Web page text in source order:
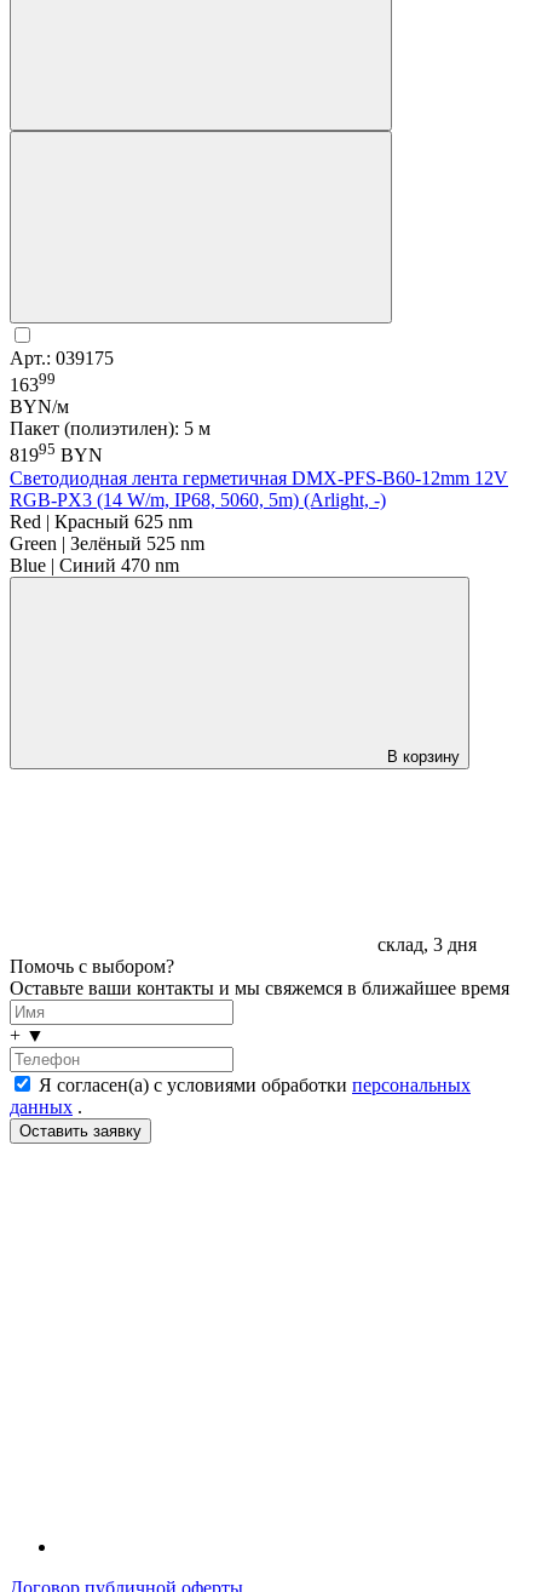
Арт.: 039175
16399
BYN/м
Пакет (полиэтилен): 5 м
81995 BYN
Светодиодная лента герметичная DMX-PFS-B60-12mm 12V
RGB-PX3 (14 W/m, IP68, 5060, 5m) (Arlight, -)
Red | Красный 625 nm
Green | Зелёный 525 nm
Blue | Синий 470 nm
В корзину
склад, 3 дня
Помочь с выбором?
Оставьте ваши контакты и мы свяжемся в ближайшее время
+ ▼
Я согласен(а) с условиями обработки персональных
данных .
Договор публичной оферты